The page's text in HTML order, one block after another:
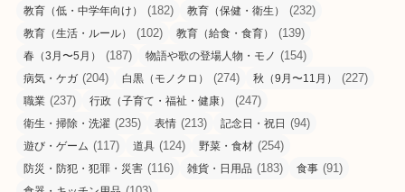
教育（低・中学年向け） (182) 教育（保健・衛生） (232)
教育（生活・ルール） (102) 教育（給食・食育） (139)
春（3月〜5月） (187) 物語や歌の登場人物・モノ (154)
病気・ケガ (204) 白黒（モノクロ） (274) 秋（9月〜11月） (227)
職業 (237) 行政（子育て・福祉・健康） (247)
衛生・掃除・洗濯 (235) 表情 (213) 記念日・祝日 (94)
遊び・ゲーム (117) 道具 (124) 野菜・食材 (254)
防災・防犯・犯罪・災害 (116) 雑貨・日用品 (183) 食事 (91)